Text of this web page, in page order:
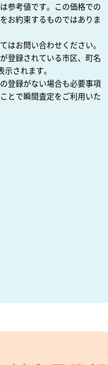
参考値です。この価格での
お約束するものではありま
はお問い合わせください。
登録されている市区、町名
示されます。
登録がない場合も必要事項
とで瞬間査定をご利用いた